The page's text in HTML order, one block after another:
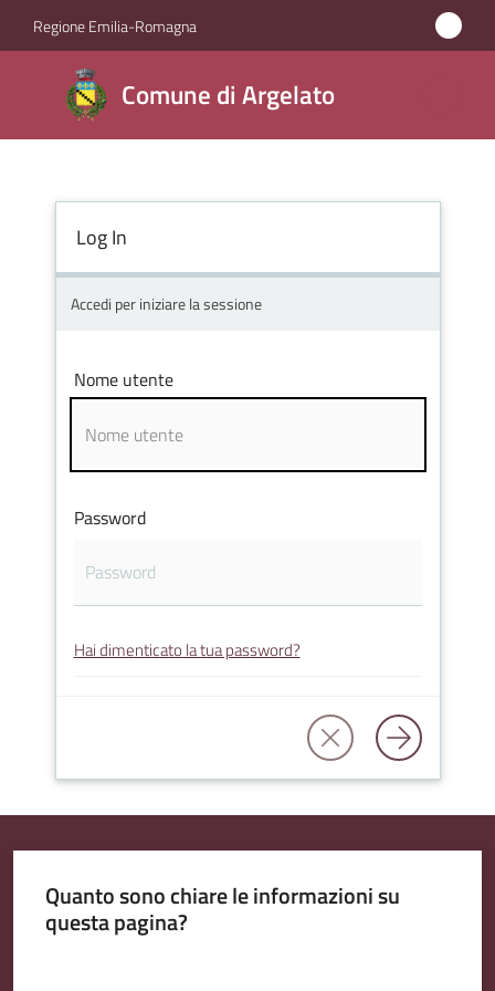
Vai al contenuto
Vai alla navigazione
Vai al footer
Regione Emilia-Romagna
Comune di Argelato
Comune
di
Argelato
Amministrazione
Novità
Servizi
Amministrazione
Seguici
Log In
Accedi per iniziare la sessione
Nome utente
Password
Hai dimenticato la tua password?
Quanto sono chiare le informazioni su
questa pagina?